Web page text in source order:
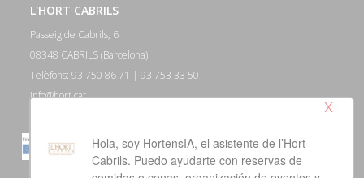
L'HORT CABRILS
Passeig de Cabrils, 6
08348 CABRILS (Barcelona)
Telèfons: 93 750 86 71 | 93 753 33 50
info@hort.cat
x